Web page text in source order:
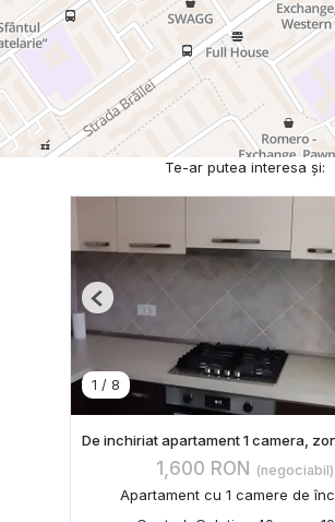
Te-ar putea interesa și:
1 / 8
Previous
De inchiriat apartament 1 camera,
1,600 RON (negociabil)
Apartament cu 1 camere de